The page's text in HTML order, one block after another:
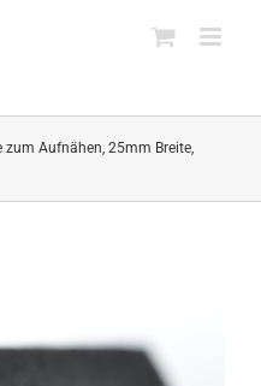
zum Aufnähen, 25mm Breite,